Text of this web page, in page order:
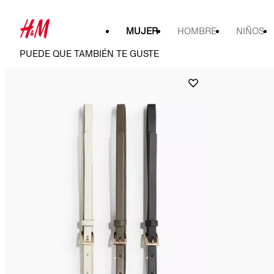
MUJER HOMBRE NIÑOS
PUEDE QUE TAMBIÉN TE GUSTE